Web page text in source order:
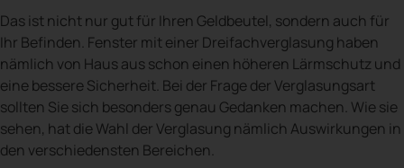
Das ist nicht nur gut für Ihren Geldbeutel, sondern auch für
Ihr Befinden. Fenster mit einer Dreifachverglasung haben
nämlich von Haus aus schon einen höheren Lärmschutz und
eine bessere Sicherheit. Bei der Frage der Verglasungsart
sollten Sie sich besonders genau Gedanken machen. Wie sie
sehen, hat die Wahl der Verglasung nämlich Auswirkungen in
den verschiedensten Bereichen.